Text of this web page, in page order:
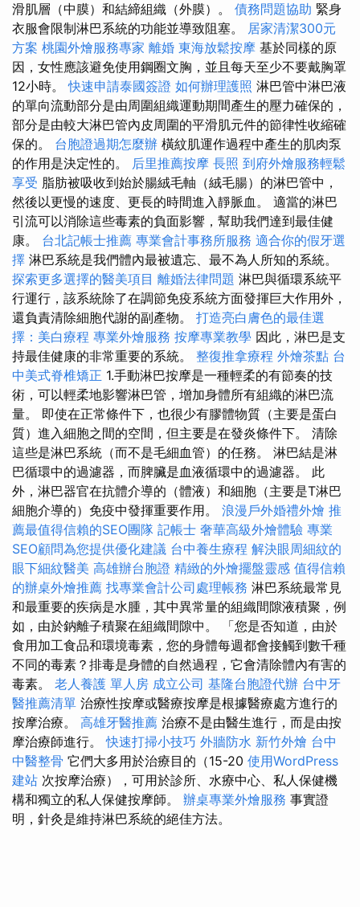
滑肌層（中膜）和結締組織（外膜）。 債務問題協助 緊身
衣服會限制淋巴系統的功能並導致阻塞。 居家清潔300元
方案 桃園外燴服務專家 離婚 東海放鬆按摩 基於同樣的原
因，女性應該避免使用鋼圈文胸，並且每天至少不要戴胸罩
12小時。快速申請泰國簽證 如何辦理護照 淋巴管中淋巴液
的單向流動部分是由周圍組織運動期間產生的壓力確保的，
部分是由較大淋巴管內皮周圍的平滑肌元件的節律性收縮確
保的。 台胞證過期怎麼辦 橫紋肌運作過程中產生的肌肉泵
的作用是決定性的。 后里推薦按摩 長照 到府外燴服務輕鬆
享受 脂肪被吸收到始於腸絨毛軸（絨毛腸）的淋巴管中，
然後以更慢的速度、更長的時間進入靜脈血。 適當的淋巴
引流可以消除這些毒素的負面影響，幫助我們達到最佳健
康。 台北記帳士推薦 專業會計事務所服務 適合你的假牙選
擇 淋巴系統是我們體內最被遺忘、最不為人所知的系統。
探索更多選擇的醫美項目 離婚法律問題 淋巴與循環系統平
行運行，該系統除了在調節免疫系統方面發揮巨大作用外，
還負責清除細胞代謝的副產物。 打造亮白膚色的最佳選
擇：美白療程 專業外燴服務 按摩專業教學 因此，淋巴是支
持最佳健康的非常重要的系統。 整復推拿療程 外燴茶點 台
中美式脊椎矯正 1.手動淋巴按摩是一種輕柔的有節奏的技
術，可以輕柔地影響淋巴管，增加身體所有組織的淋巴流
量。 即使在正常條件下，也很少有膠體物質（主要是蛋白
質）進入細胞之間的空間，但主要是在發炎條件下。 清除
這些是淋巴系統（而不是毛細血管）的任務。 淋巴結是淋
巴循環中的過濾器，而脾臟是血液循環中的過濾器。 此
外，淋巴器官在抗體介導的（體液）和細胞（主要是T淋巴
細胞介導的）免疫中發揮重要作用。 浪漫戶外婚禮外燴 推
薦最值得信賴的SEO團隊 記帳士 奢華高級外燴體驗 專業
SEO顧問為您提供優化建議 台中養生療程 解決眼周細紋的
眼下細紋醫美 高雄辦台胞證 精緻的外燴擺盤靈感 值得信賴
的辦桌外燴推薦 找專業會計公司處理帳務 淋巴系統最常見
和最重要的疾病是水腫，其中異常量的組織間隙液積聚，例
如，由於鈉離子積聚在組織間隙中。 「您是否知道，由於
食用加工食品和環境毒素，您的身體每週都會接觸到數千種
不同的毒素？排毒是身體的自然過程，它會清除體內有害的
毒素。 老人養護 單人房 成立公司 基隆台胞證代辦 台中牙
醫推薦清單 治療性按摩或醫療按摩是根據醫療處方進行的
按摩治療。 高雄牙醫推薦 治療不是由醫生進行，而是由按
摩治療師進行。快速打掃小技巧 外牆防水 新竹外燴 台中
中醫整骨 它們大多用於治療目的（15-20 使用WordPress
建站 次按摩治療），可用於診所、水療中心、私人保健機
構和獨立的私人保健按摩師。 辦桌專業外燴服務 事實證
明，針灸是維持淋巴系統的絕佳方法。